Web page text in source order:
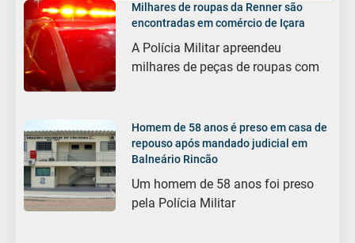
Milhares de roupas da Renner são
encontradas em comércio de Içara
A Polícia Militar apreendeu
milhares de peças de roupas com
Homem de 58 anos é preso em casa de
repouso após mandado judicial em
Balneário Rincão
Um homem de 58 anos foi preso
pela Polícia Militar